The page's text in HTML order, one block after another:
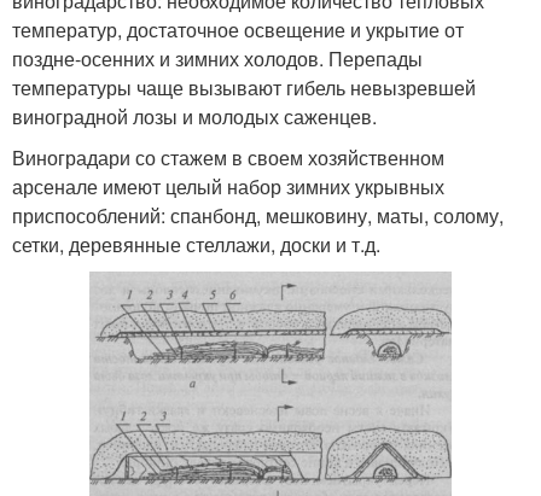
температур, достаточное освещение и укрытие от
поздне-осенних и зимних холодов. Перепады
температуры чаще вызывают гибель невызревшей
виноградной лозы и молодых саженцев.
Виноградари со стажем в своем хозяйственном
арсенале имеют целый набор зимних укрывных
приспособлений: спанбонд, мешковину, маты, солому,
сетки, деревянные стеллажи, доски и т.д.